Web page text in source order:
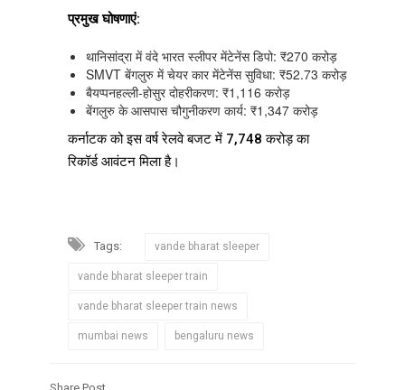
प्रमुख घोषणाएं:
थानिसांद्रा में वंदे भारत स्लीपर मेंटेनेंस डिपो: ₹270 करोड़
SMVT बेंगलुरु में चेयर कार मेंटेनेंस सुविधा: ₹52.73 करोड़
बैयप्पनहल्ली-होसुर दोहरीकरण: ₹1,116 करोड़
बेंगलुरु के आसपास चौगुनीकरण कार्य: ₹1,347 करोड़
कर्नाटक को इस वर्ष रेलवे बजट में ₹7,748 करोड़ का
रिकॉर्ड आवंटन मिला है।
Tags: vande bharat sleeper
vande bharat sleeper train
vande bharat sleeper train news
mumbai news bengaluru news